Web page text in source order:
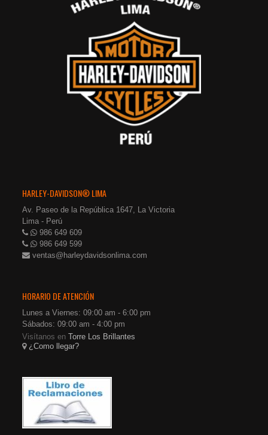
HARLEY-DAVIDSON® LIMA
Av. Paseo de la República 1647, La Victoria
Lima - Perú
986 649 609
986 649 599
ventas@harleydavidsonlima.com
HORARIO DE ATENCIÓN
Lunes a Viernes: 09:00 am - 6:00 pm
Sábados: 09:00 am - 4:00 pm
Visítanos enTorre Los Brillantes
¿Como llegar?